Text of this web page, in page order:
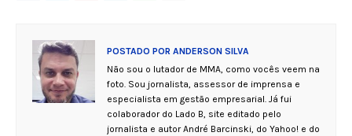
POSTADO POR ANDERSON SILVA
Não sou o lutador de MMA, como vocês veem na
foto. Sou jornalista, assessor de imprensa e
especialista em gestão empresarial. Já fui
colaborador do Lado B, site editado pelo
jornalista e autor André Barcinski, do Yahoo! e do